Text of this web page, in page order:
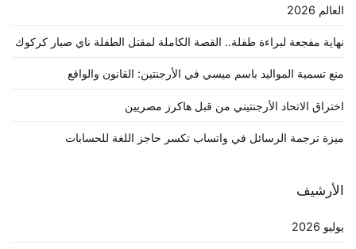
العالم 2026
نهاية مفجعة لبراءة طفلة.. القصة الكاملة لمقتل الطفلة ناي صبار كركوك
منع تسمية المواليد باسم ميسي في الأرجنتين: القانون والواقع
اختراق الاتحاد الأرجنتيني من قبل هاكرز مصريين
ميزة ترجمة الرسائل في واتساب تكسر حاجز اللغة للحسابات
الأرشيف
يوليو 2026